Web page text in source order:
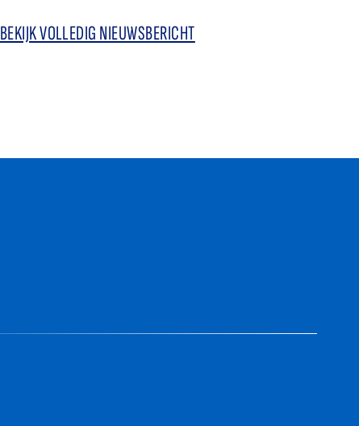
BEKIJK VOLLEDIG NIEUWSBERICHT